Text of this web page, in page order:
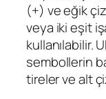
(+) ve eğik
veya iki eşit
kullanılabilir.
sembollerin
tireler ve alt